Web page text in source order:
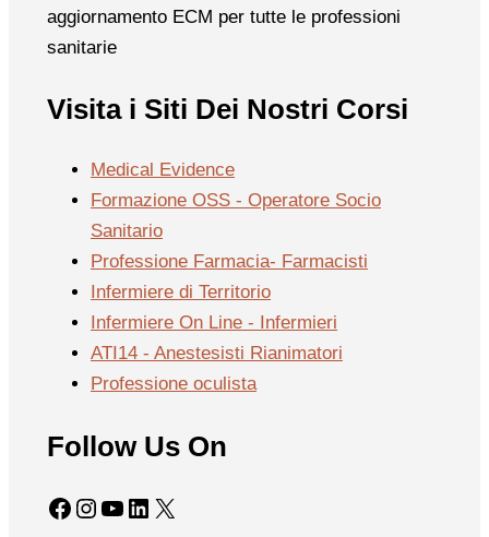
aggiornamento ECM per tutte le professioni
sanitarie
Visita i Siti Dei Nostri Corsi
Medical Evidence
Formazione OSS - Operatore Socio
Sanitario
Professione Farmacia- Farmacisti
Infermiere di Territorio
Infermiere On Line - Infermieri
ATI14 - Anestesisti Rianimatori
Professione oculista
Follow Us On
Facebook
Instagram
YouTube
LinkedIn
X